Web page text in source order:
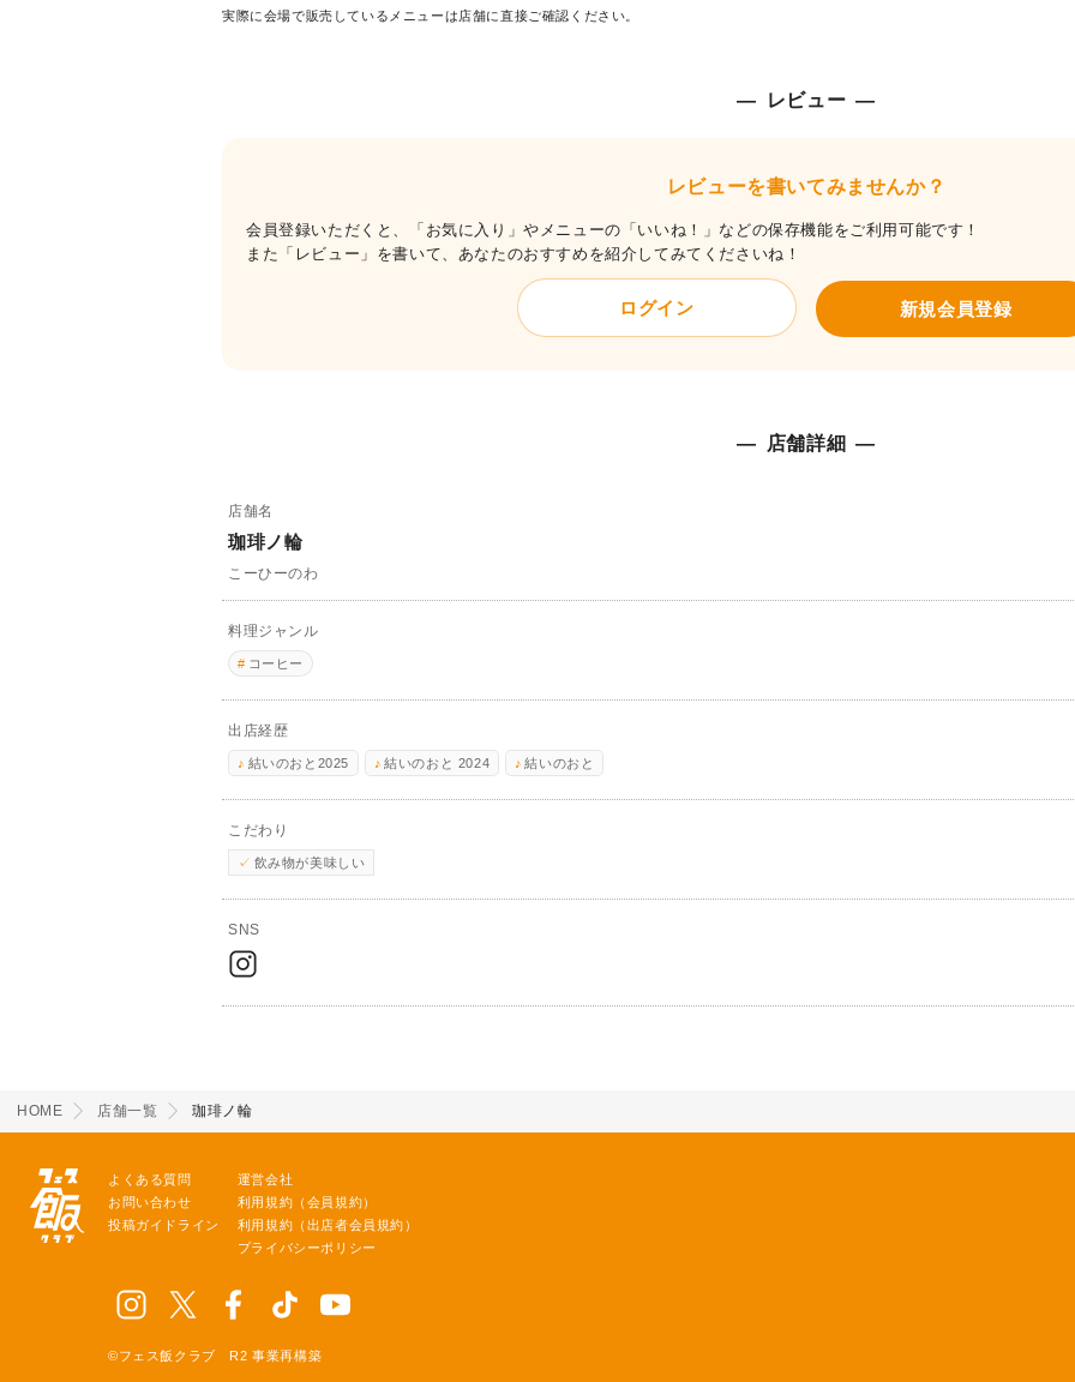
実際に会場で販売しているメニューは店舗に直接ご確認ください。
レビュー
レビューを書いてみませんか？
会員登録いただくと、「お気に入り」やメニューの「いいね！」などの保存機能をご利用可能です！
また「レビュー」を書いて、あなたのおすすめを紹介してみてくださいね！
ログイン 新規会員登録
店舗詳細
店舗名
珈琲ノ輪
こーひーのわ
料理ジャンル
コーヒー
出店経歴
結いのおと2025 結いのおと 2024 結いのおと
こだわり
飲み物が美味しい
SNS
HOME 店舗一覧 珈琲ノ輪
よくある質問
お問い合わせ
投稿ガイドライン
運営会社
利用規約（会員規約）
利用規約（出店者会員規約）
プライバシーポリシー
©フェス飯クラブ R2 事業再構築